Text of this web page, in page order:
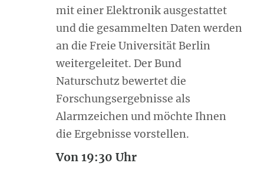
mit einer Elektronik ausgestattet
und die gesammelten Daten werden
an die Freie Universität Berlin
weitergeleitet. Der Bund
Naturschutz bewertet die
Forschungsergebnisse als
Alarmzeichen und möchte Ihnen
die Ergebnisse vorstellen.
Von 19:30 Uhr